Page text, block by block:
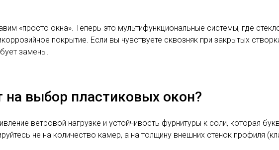
«просто окна». Теперь это мультифункциональные системы, где
покрытие. Если вы чувствуете сквозняк при закрытых
замены.
выбор пластиковых окон?
ветровой нагрузке и устойчивость фурнитуры к соли, которая
не на количество камер, а на толщину внешних стенок профиля